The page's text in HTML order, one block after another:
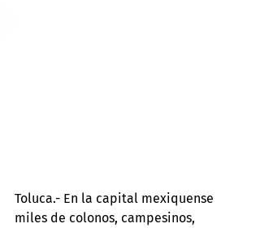
Toluca.- En la capital mexiquense
miles de colonos, campesinos,